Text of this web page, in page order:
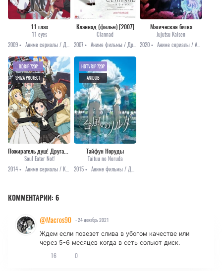
11 глаз
11 eyes
2009 •
Кланнад (фильм) [2007]
Clannad
2007 •
Магическая битва
Jujutsu Kaisen
2020 •
Пожиратель душ! Другая история
Soul Eater Not!
2014 •
Аниме сериалы / Комедия / Приключения / Фэнтези
BDRIP 720P
SHIZA PROJECT
Тайфун Норуды
Taifuu no Noruda
2015 •
Аниме фильмы / Драма / Мистика / Школа
HDTVRIP 720P
ANIDUB
КОММЕНТАРИИ: 6
@Macros90 - 24 декабрь 2021
Ждем если повезет слива в убогом качестве или
через 5-6 месяцев когда в сеть сольют диск.
16 0